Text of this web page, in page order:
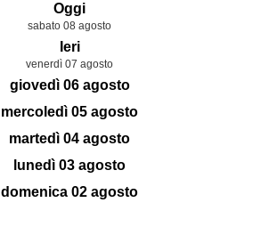
Oggi
sabato 08 agosto
Ieri
venerdì 07 agosto
giovedì 06 agosto
mercoledì 05 agosto
martedì 04 agosto
lunedì 03 agosto
domenica 02 agosto